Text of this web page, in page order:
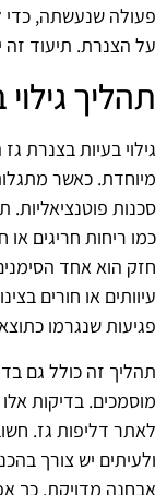
פעולה שנעשתה,
על הצנרת. תיעוד זה
תהליך
גילוי בעיות בצנרת
מיוחדת. כאשר
סכנות פוטנציאליות.
כמו ריחות חריגים או
חזק הוא אחד
עיוותים או חורים
פגיעות שנגרמו
תהליך זה כולל גם
מוסמכים. בדיקות
לאתר דליפות גז.
ולעיתים יש צורך
אבחנה מדויקת. כך